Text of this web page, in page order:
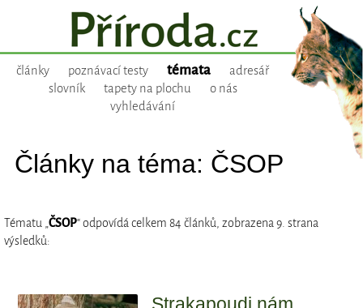
články poznávací testy témata
adresář
slovník
tapety na plochu
o nás
vyhledávání
Články na téma: ČSOP
Tématu „ČSOP“ odpovídá celkem 84 článků, zobrazena 9. strana
výsledků: